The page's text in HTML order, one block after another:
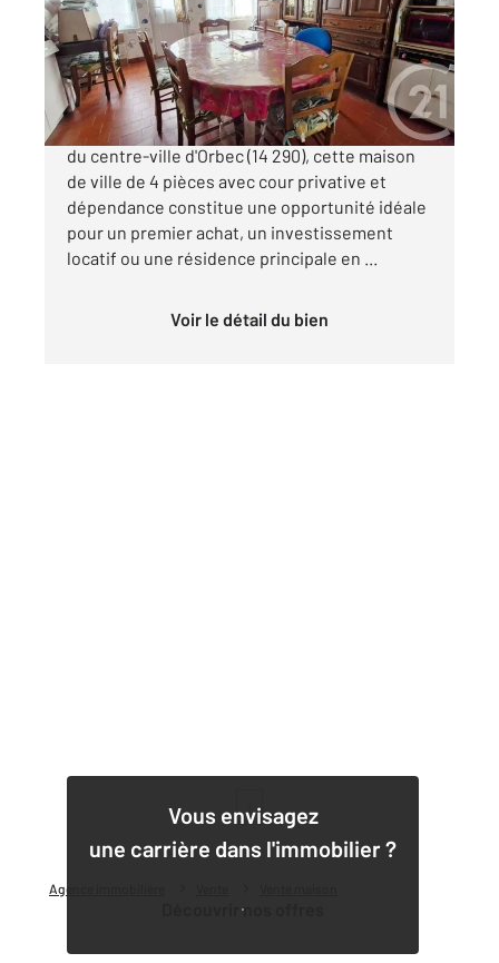
Agence immobilière
Maison à vendre
94 000 €
Située à proximité immédiate des commerces
du centre-ville d'Orbec (14 290), cette maison
de ville de 4 pièces avec cour privative et
dépendance constitue une opportunité idéale
pour un premier achat, un investissement
locatif ou une résidence principale en ...
Voir le détail du bien
Vous envisagez
une carrière dans l'immobilier ?
Découvrir nos offres
1